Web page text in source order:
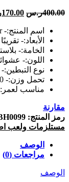
400.00ر.س 170.00
اسم المنتج:- Parent-child Chair.
الأبعاد:- تقريبًا 30×30×15 سم.
الخامة:-
اللون:-
نوع
تحمل وزن:- 20 كجم.
مناسب لعمر:- 9 – 39
مقارنة
رمز المنتج:
مستلزمات ولعب
الوصف
مراجعات (0)
الوصف